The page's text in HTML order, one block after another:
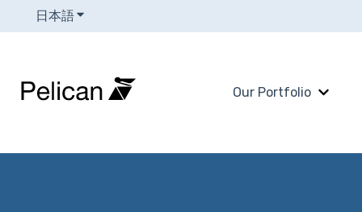
日本語翻訳のサブメニューを表示
Our Portfolio
Our